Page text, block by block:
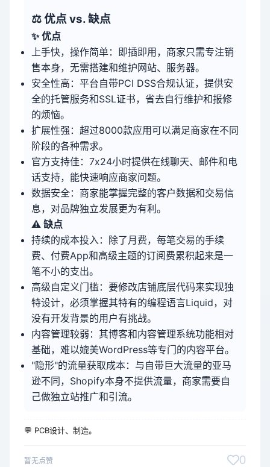
⚖️ 优点 vs. 缺点
✨ 优点
上手快，操作简单：即插即用，商家只需专注销
售本身，无需搭建和维护网站、服务器。
安全性高：平台自带PCI DSS合规认证，提供安
全的托管服务和SSL证书，省去自行维护和报修
的烦恼。
扩展性强：超过8000款应用可以满足商家在不同
阶段的各种需求。
官方支持佳：7x24小时提供在线聊天、邮件和电
话支持，能快速响应商家问题。
数据安全：商家能掌握完整的客户数据和交易信
息，对品牌独立发展更为有利。
⚠️ 缺点
持续的成本投入：除了月费，每笔交易的手续
费、付费App和高级主题的订阅费累积起来是一
笔不小的支出。
高级自定义门槛：要修改店铺底层代码来实现独
特设计，必须掌握其特有的编程语言Liquid，对
没有开发背景的用户有挑战。
内容管理较弱：其博客和内容管理系统功能相对
基础，难以媲美WordPress等专门的内容平台。
"隐形"的流量获取成本：与自带巨大流量的亚马
逊不同，Shopify本身不提供流量，商家需要自
己做独立站推广和引流。
💬 PCB设计、制造。
暂无点赞 0